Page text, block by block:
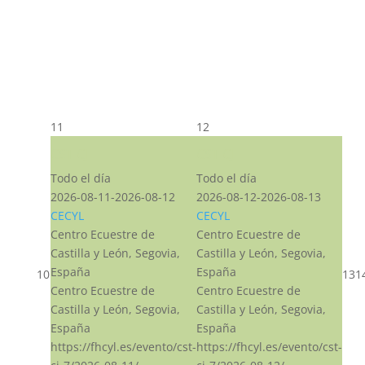
10
11
Todo el día
2026-08-11-2026-08-12
CECYL
Centro Ecuestre de
Castilla y León, Segovia,
España
Centro Ecuestre de
Castilla y León, Segovia,
España
https://fhcyl.es/evento/cst-
12
Todo el día
2026-08-12-2026-08-13
CECYL
Centro Ecuestre de
Castilla y León, Segovia,
España
Centro Ecuestre de
Castilla y León, Segovia,
España
https://fhcyl.es/evento/cst-
13